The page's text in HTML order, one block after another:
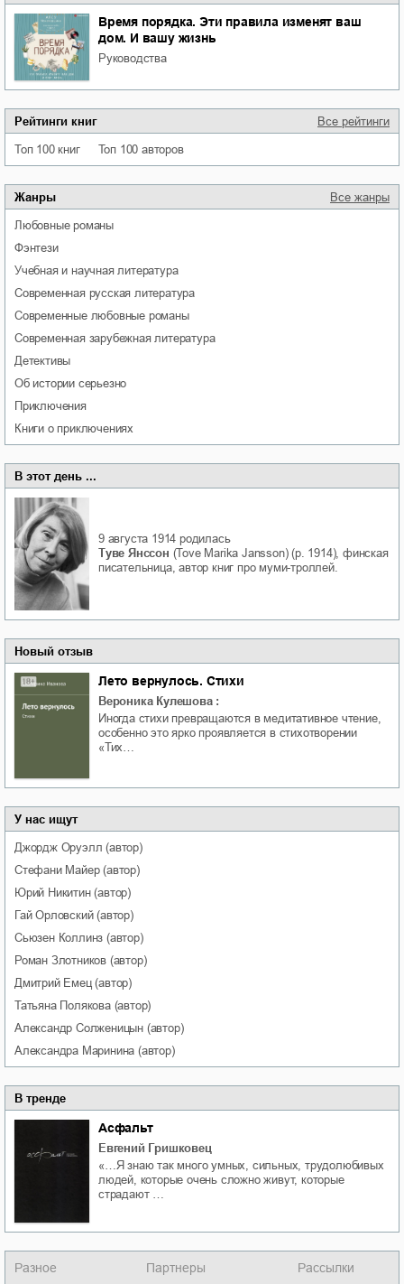
Время порядка. Эти правила изменят ваш
дом. И вашу жизнь
руководства
Рейтинги книг Все рейтинги
Топ 100 книг Топ 100 авторов
Жанры Все жанры
любовные романы
фэнтези
учебная и научная литература
современная русская литература
современные любовные романы
современная зарубежная литература
детективы
об истории серьезно
приключения
книги о приключениях
В этот день ...
9 августа 1914 родилась
Туве Янссон (Tove Marika Jansson) (р. 1914), финская
писательница, автор книг про муми-троллей.
Новый отзыв
Лето вернулось. Стихи
Вероника Кулешова :
Иногда стихи превращаются в медитативное чтение,
особенно это ярко проявляется в стихотворении
«Тих…
У нас ищут
Джордж Оруэлл (автор)
Стефани Майер(автор)
Юрий Никитин(автор)
Гай Орловский(автор)
Сьюзен Коллинз (автор)
Роман Злотников (автор)
Дмитрий Емец(автор)
Татьяна Полякова(автор)
Александр Солженицын (автор)
Александра Маринина (автор)
В тренде
Асфальт
Евгений Гришковец
«…Я знаю так много умных, сильных, трудолюбивых
людей, которые очень сложно живут, которые
страдают …
Разное Партнеры Рассылки